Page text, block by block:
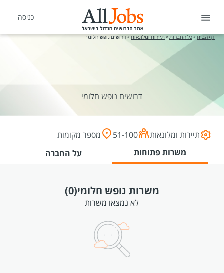
כניסה
דף הבית »כל החברות » תיירות ומלונאות »דרושים נופש חלומי
דרושים נופש חלומי
תיירות ומלונאות 51-100
מספר מקומות
משרות פתוחות
על החברה
משרות נופש חלומי(0)
לא נמצאו משרות